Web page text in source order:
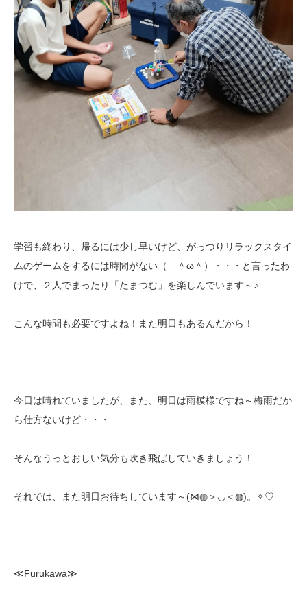
学習も終わり、帰るには少し早いけど、がっつりリラックスタイ
ムのゲームをするには時間がない（ ＾ω＾）・・・と言ったわ
けで、２人でまったり「たまつむ」を楽しんでいます～♪
こんな時間も必要ですよね！また明日もあるんだから！
今日は晴れていましたが、また、明日は雨模様ですね～梅雨だか
ら仕方ないけど・・・
そんなうっとおしい気分も吹き飛ばしていきましょう！
それでは、また明日お待ちしています～(⋈◍＞◡＜◍)。✧♡
≪Furukawa≫